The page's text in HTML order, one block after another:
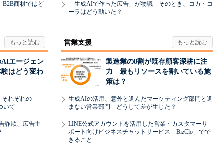
B2B商材ではど
「生成AIで作った広告」が物議 そのとき、コカ・コ
ーラはどう動いた？
AIエージェン
はどう変わ
それぞれの
いて
詐欺、広告主
営業支援
製造業の8割が既存顧客深耕に注
力 最もリソースを割いている施
策は？
生成AIの活用、意外と進んだマーケティング部門と進
まない営業部門 どうして差が生じた？
LINE公式アカウントを活用した営業・カスタマーサ
ポート向けビジネスチャットサービス「BizClo」でで
きること